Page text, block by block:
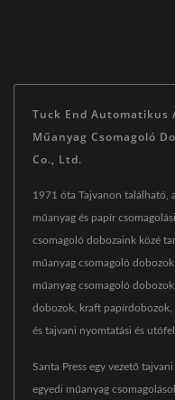
Tuck End Automatikus
Műanyag Csomagoló
Co., Ltd.
1971 óta Tajvanon található,
műanyag és papír
csomagoló dobozaink közé
műanyag csomagoló
műanyag csomagoló
dobozok, kraft papírdobozok,
és tajvani nyomtatási és
Santa Press egy vezető
egyedi műanyag